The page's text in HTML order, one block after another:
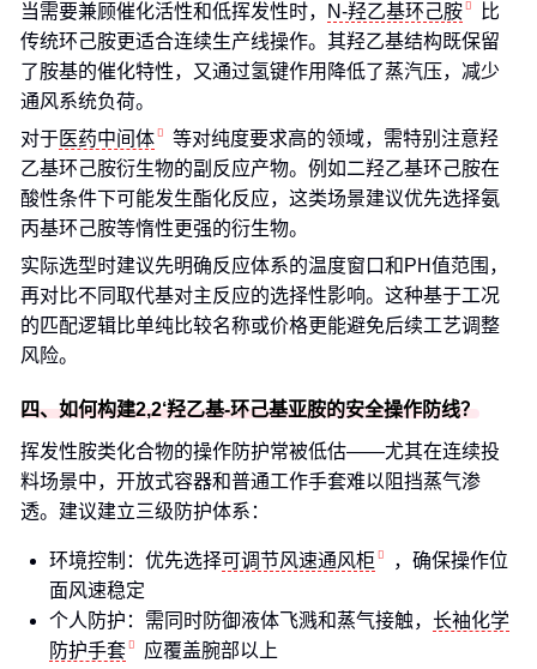
当需要兼顾催化活性和低挥发性时， N-羟乙基环己胺
比
传统环己胺更适合连续生产线操作。其羟乙基结构既保留
了胺基的催化特性，又通过氢键作用降低了蒸汽压，减少
通风系统负荷。
对于医药中间体
等对纯度要求高的领域，需特别注意羟
乙基环己胺衍生物的副反应产物。例如二羟乙基环己胺在
酸性条件下可能发生酯化反应，这类场景建议优先选择氨
丙基环己胺等惰性更强的衍生物。
实际选型时建议先明确反应体系的温度窗口和PH值范围，
再对比不同取代基对主反应的选择性影响。这种基于工况
的匹配逻辑比单纯比较名称或价格更能避免后续工艺调整
风险。
四、如何构建2,2‘羟乙基-环己基亚胺的安全操作防线？
挥发性胺类化合物的操作防护常被低估——尤其在连续投
料场景中，开放式容器和普通工作手套难以阻挡蒸气渗
透。建议建立三级防护体系：
环境控制：优先选择可调节风速通风柜
，确保操作位
面风速稳定
个人防护：需同时防御液体飞溅和蒸气接触， 长袖化学
防护手套
应覆盖腕部以上